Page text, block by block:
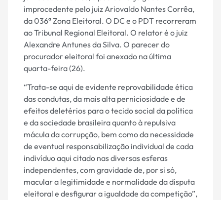
improcedente pelo juiz Ariovaldo Nantes Corrêa,
da 036ª Zona Eleitoral. O DC e o PDT recorreram
ao Tribunal Regional Eleitoral. O relator é o juiz
Alexandre Antunes da Silva. O parecer do
procurador eleitoral foi anexado na última
quarta-feira (26).
“Trata-se aqui de evidente reprovabilidade ética
das condutas, da mais alta perniciosidade e de
efeitos deletérios para o tecido social da política
e da sociedade brasileira quanto à repulsiva
mácula da corrupção, bem como da necessidade
de eventual responsabilização individual de cada
indivíduo aqui citado nas diversas esferas
independentes, com gravidade de, por si só,
macular a legitimidade e normalidade da disputa
eleitoral e desfigurar a igualdade da competição”,